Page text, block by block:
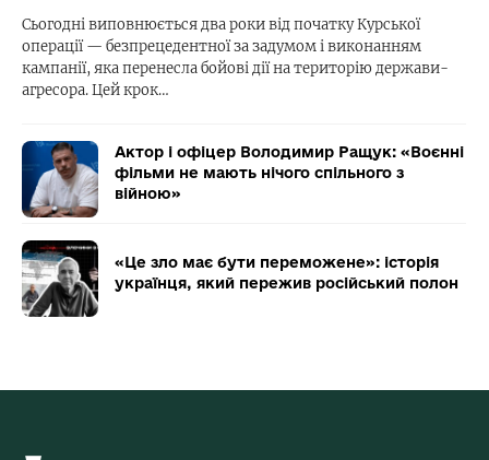
Сьогодні виповнюється два роки від початку Курської
операції — безпрецедентної за задумом і виконанням
кампанії, яка перенесла бойові дії на територію держави-
агресора. Цей крок…
Актор і офіцер Володимир Ращук: «Воєнні
фільми не мають нічого спільного з
війною»
«Це зло має бути переможене»: історія
українця, який пережив російський полон